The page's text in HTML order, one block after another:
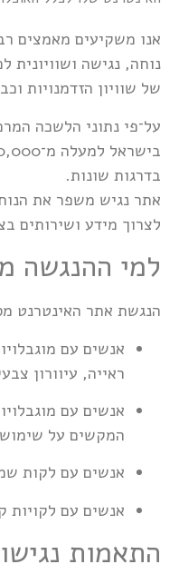
אנו משקיעים מאמצים
נוחה, נגישה
של שוויון הזדמנויות
על־פי נתוני הלשכה
בדרגות שונות.
אתר נגיש משפר את
לצרוך מידע ושירותים
למי ההנגשה
הנגשת אתר האינטרנט
אנשים עם
ראייה, עיוורון
אנשים עם
המקשים על
אנשים עם לקות
אנשים עם לקויות
התאמות